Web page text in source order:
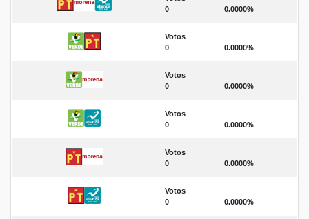
0
0.0000%
Votos
0
0.0000%
Votos
0
0.0000%
Votos
0
0.0000%
Votos
0
0.0000%
Votos
0
0.0000%